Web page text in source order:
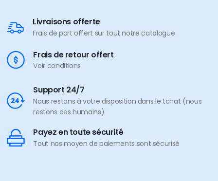
Livraisons offerte
Frais de port offert sur tout notre catalogue
Frais de retour offert
Voir conditions
Support 24/7
Nous restons à votre disposition dans le tchat (nous
restons des humains)
Payez en toute sécurité
Tout nos moyen de paiements sont sécurisé